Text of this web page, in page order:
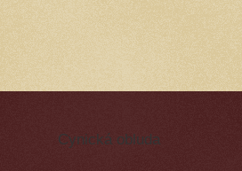
Cynická obluda